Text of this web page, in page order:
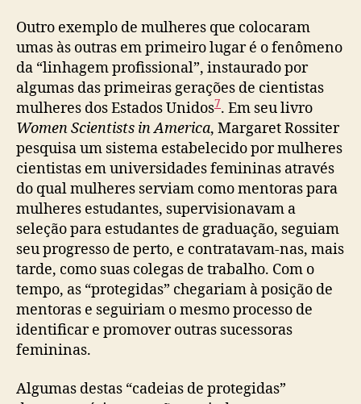
Outro exemplo de mulheres que colocaram
umas às outras em primeiro lugar é o fenômeno
da “linhagem profissional”, instaurado por
algumas das primeiras gerações de cientistas
mulheres dos Estados Unidos7. Em seu livro
Women Scientists in America, Margaret Rossiter
pesquisa um sistema estabelecido por mulheres
cientistas em universidades femininas através
do qual mulheres serviam como mentoras para
mulheres estudantes, supervisionavam a
seleção para estudantes de graduação, seguiam
seu progresso de perto, e contratavam-nas, mais
tarde, como suas colegas de trabalho. Com o
tempo, as “protegidas” chegariam à posição de
mentoras e seguiriam o mesmo processo de
identificar e promover outras sucessoras
femininas.
Algumas destas “cadeias de protegidas”